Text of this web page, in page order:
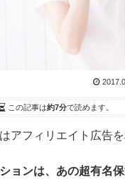
この記事は約7分で読めます。
アフィリエイト広告
ョンは、あの超有名保